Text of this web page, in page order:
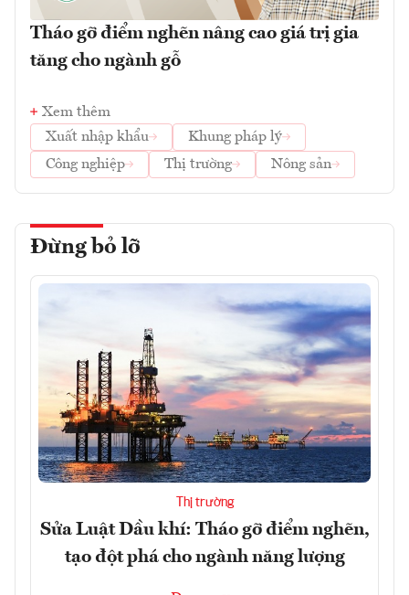
Tháo gỡ điểm nghẽn nâng cao giá trị gia
tăng cho ngành gỗ
Xem thêm
Xuất nhập khẩu
Khung pháp lý
Công nghiệp
Thị trường Nông sản
Đừng bỏ lỡ
Thị trường
Sửa Luật Dầu khí: Tháo gỡ điểm nghẽn,
tạo đột phá cho ngành năng lượng